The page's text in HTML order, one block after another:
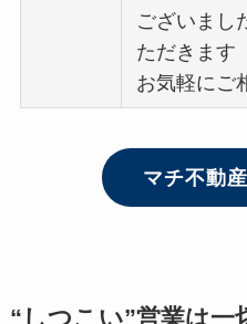
ございまし
ただきます
お気軽にご
マチ不動
“しつこい”営業は一